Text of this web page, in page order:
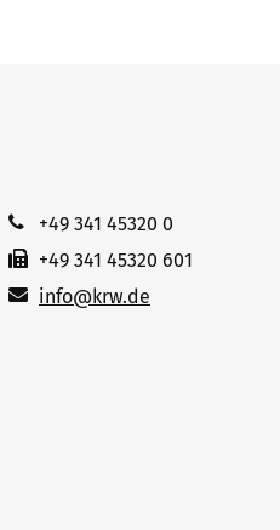
+49 341 45320 0
+49 341 45320 601
info@krw.de